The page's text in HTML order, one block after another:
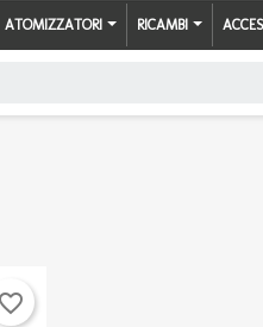
ATOMIZZATORI RICAMBI
favorite_border